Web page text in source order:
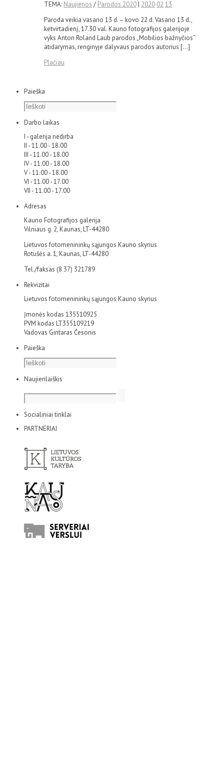
TEMA: Naujienos / Parodos 2020| 2020 02 13
Paroda veikia vasario 13 d. – kovo 22 d. Vasario 13 d.,
ketvirtadienį, 17.30 val. Kauno fotografijos galerijoje
vyks Anton Roland Laub parodos „Mobilios bažnyčios“
atidarymas, renginyje dalyvaus parodos autorius […]
Plačiau
Paieška
Darbo laikas
I - galerija nedirba
II - 11.00 - 18.00
III - 11.00 - 18.00
IV - 11.00 - 18.00
V - 11.00 - 18.00
VI - 11.00 - 17.00
VII - 11.00 - 17.00
Adresas
Kauno Fotografijos galerija
Vilniaus g. 2, Kaunas, LT-44280
Lietuvos fotomenininkų sąjungos Kauno skyrius
Rotušės a. 1, Kaunas, LT-44280
Tel./faksas (8 37) 321789
Rekvizitai
Lietuvos fotomenininkų sąjungos Kauno skyrius
Įmonės kodas 135510925
PVM kodas LT355109219
Vadovas Gintaras Česonis
Paieška
Naujienlaiškis
Socialiniai tinklai
PARTNERIAI